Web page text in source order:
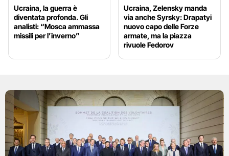
Ucraina, la guerra è
diventata profonda. Gli
analisti: “Mosca ammassa
missili per l’inverno”
Ucraina, Zelensky manda
via anche Syrsky: Drapatyi
nuovo capo delle Forze
armate, ma la piazza
rivuole Fedorov